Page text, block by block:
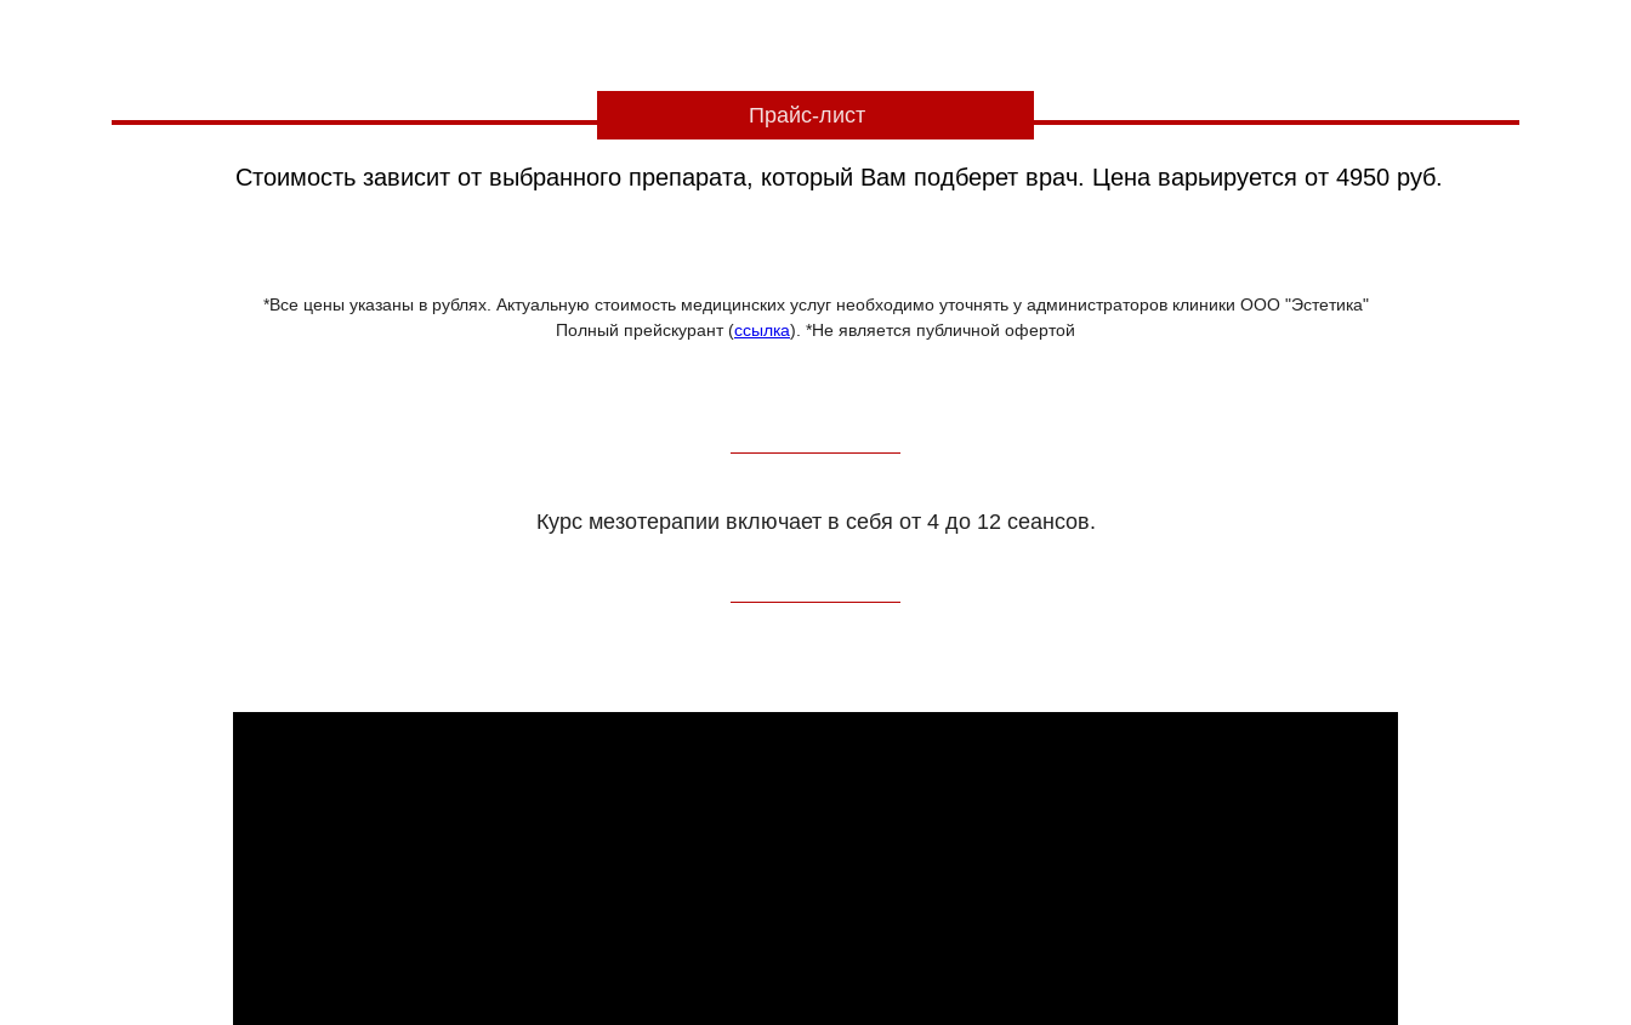
Прайс-лист
Стоимость зависит от выбранного препарата, который Вам подберет врач. Цена варьируется от 4950 руб.
*Все цены указаны в рублях. Актуальную стоимость медицинских услуг необходимо уточнять у администраторов клиники ООО "Эстетика"
Полный прейскурант (ссылка). *Не является публичной офертой
Курс мезотерапии включает в себя от 4 до 12 сеансов.